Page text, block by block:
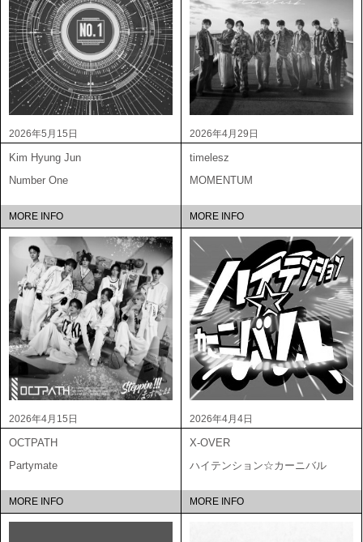
2026年5月15日
Kim Hyung Jun
Number One
MORE INFO
2026年4月29日
timelesz
MOMENTUM
MORE INFO
2026年4月15日
OCTPATH
Partymate
MORE INFO
2026年4月4日
X-OVER
ハイテンション☆カーニバル
MORE INFO